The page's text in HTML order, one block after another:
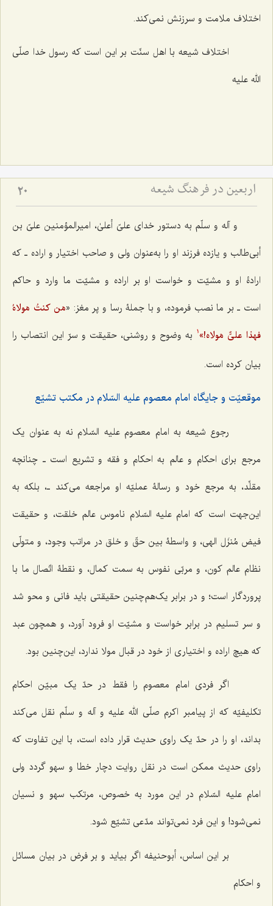
اختلاف ملامت و سرزنش نمی‌کند.
اختلاف شیعه با اهل سنّت بر این است که رسول خدا صلّی
الله علیه
اربعین در فرهنگ شیعه 20
و آله و سلّم به دستور خدای علیّ أعلیٰ، امیرالمؤمنین علیّ بن
أبی‌طالب و یازده فرزند او را به‌عنوان ولی و صاحب اختیار و اراده ـ که
ارادۀ‌ او و مشیّت و خواست او بر اراده و مشیّت ما وارد و حاکم
است ـ بر ما نصب فرموده، و با جملۀ رسا و پر مغز: «مَن کنتُ مَولاهُ
فهذا علیٌّ مَولاه!»
1
به وضوح و روشنی، حقیقت و سرّ این انتصاب را
بیان کرده است.
موقعیّت و جایگاه امام معصوم علیه السّلام در مکتب تشیّع
رجوع شیعه به امام معصوم علیه السّلام نه به عنوان یک
مرجع برای احکام و عالم به احکام و فقه و تشریع است‌ ـ چنانچه
مقلِّد، به مرجع خود و رسالۀ عملیّه او مراجعه می‌کند ـ، بلکه به
این‌جهت است که امام علیه السّلام ناموس عالم خلقت، و حقیقت
فیض مُنزَل الهی، و واسطۀ بین حقّ و خلق در مراتب وجود، و متولّی
نظام عالم کون، و مربّی نفوس به سمت کمال، و نقطۀ اتّصال ما با
پروردگار است؛ و در برابر یک‌هم‌چنین حقیقتی باید فانی و محو شد
و سر تسلیم در برابر خواست و مشیّت او فرود آورد، و همچون عبد
که هیچ اراده و اختیاری از خود در قبال مولا ندارد، این‌چنین بود.
اگر فردی امام معصوم را فقط در حدّ یک مبیّن احکام
تکلیفیّه که از پیامبر اکرم صلّی الله علیه و آله و سلّم نقل می‌کند
بداند، او را در حدّ یک راوی حدیث قرار داده است، با این تفاوت که
راوی حدیث ممکن است در نقل روایت دچار خطا و سهو گردد ولی
امام علیه السّلام در این مورد به خصوص، مرتکب سهو و نسیان
نمی‌شود! و این فرد نمی‌تواند مدّعی تشیّع شود.
بر این اساس، أبوحنیفه اگر بیاید و بر فرض در بیان مسائل
و احکام